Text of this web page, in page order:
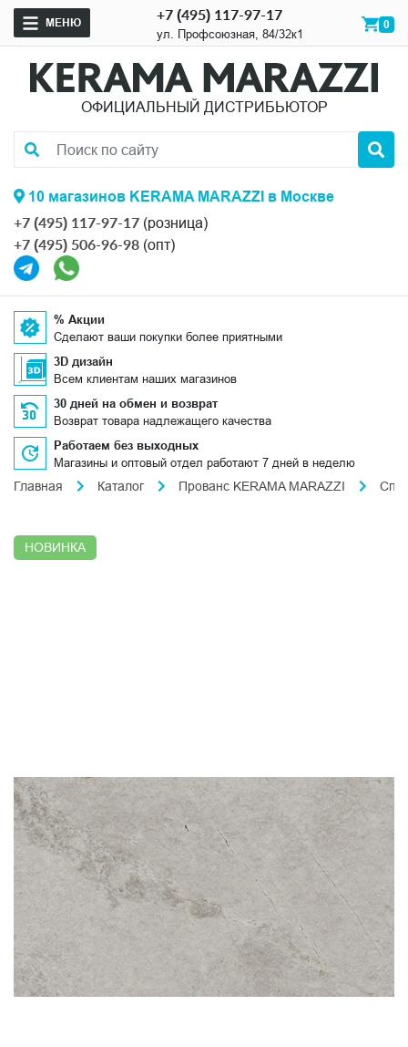
МЕНЮ +7 (495) 117-97-17
ул. Профсоюзная, 84/32к1
0
ОФИЦИАЛЬНЫЙ ДИСТРИБЬЮТОР
10 магазинов KERAMA MARAZZI в Москве
+7 (495) 117-97-17 (розница)
+7 (495) 506-96-98 (опт)
% Акции
Сделают ваши покупки более приятными
3D дизайн
Всем клиентам наших магазинов
30 дней на обмен и возврат
Возврат товара надлежащего качества
Работаем без выходных
Магазины и оптовый отдел работают 7 дней в неделю
Главная
Каталог Прованс KERAMA MARAZZI
НОВИНКА